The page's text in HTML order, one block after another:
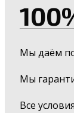
Мы даём
Мы
Все